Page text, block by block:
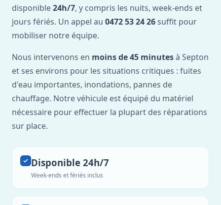
disponible24h/7, y compris les nuits, week-ends et
jours fériés. Un appel au 0472 53 24 26 suffit pour
mobiliser notre équipe.
Nous intervenons en moins de 45 minutesà Septon
et ses environs pour les situations critiques : fuites
d'eau importantes, inondations, pannes de
chauffage. Notre véhicule est équipé du matériel
nécessaire pour effectuer la plupart des réparations
sur place.
Disponible 24h/7
Week-ends et fériés inclus